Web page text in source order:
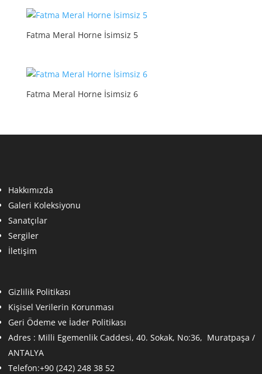
Fatma Meral Horne İsimsiz 5
Fatma Meral Horne İsimsiz 6
Hakkımızda
Galeri Koleksiyonu
Sanatçılar
Sergiler
İletişim
Gizlilik Politikası
Kişisel Verilerin Korunması
Geri Ödeme ve İader Politikası
Adres : Milli Egemenlik Caddesi, 40. Sokak, No:36, Muratpaşa /
ANTALYA
Telefon:+90 (242) 248 38 52